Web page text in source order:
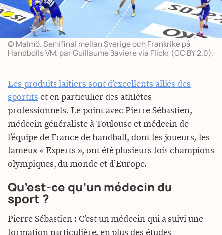
© Malmö. Semifinal mellan Sverige och Frankrike på
Handbolls VM. par Guillaume Baviere via Flickr (CC BY 2.0).
Les produits laitiers sont d’excellents alliés des
sportifs et en particulier des athlètes
professionnels. Le point avec Pierre Sébastien,
médecin généraliste à Toulouse et médecin de
l’équipe de France de handball, dont les joueurs, les
fameux « Experts », ont été plusieurs fois champions
olympiques, du monde et d’Europe.
Qu’est-ce qu’un médecin du
sport ?
Pierre Sébastien : C’est un médecin qui a suivi une
formation particulière, en plus des études